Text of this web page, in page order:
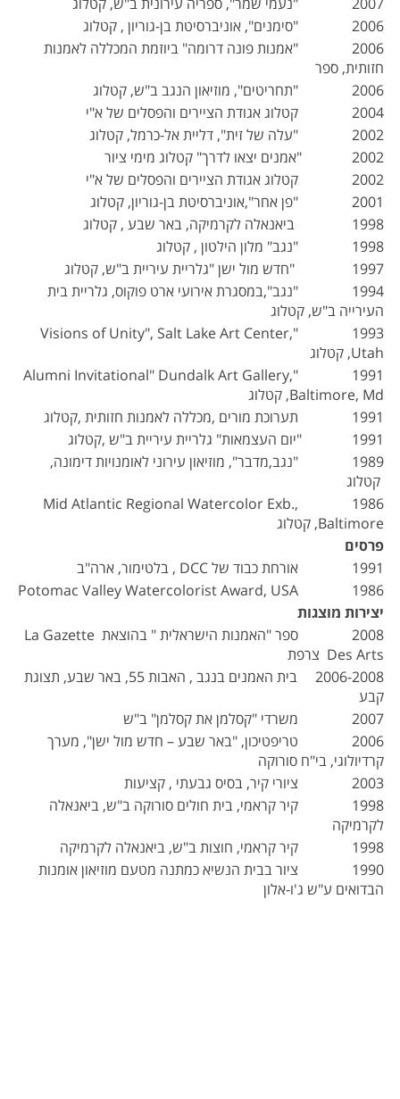
2006 "סימנים", אוניברסיטת בן-גוריון , קטלוג
2006 "אמנות פונה דרומה" ביוזמת המכללה לאמנות
חזותית, ספר
2006 "תחריטים", מוזיאון הנגב ב"ש, קטלוג
2004 קטלוג אגודת הציירים והפסלים של א"י
2002 "עלה של זית", דליית אל-כרמל, קטלוג
2002 "אמנים יצאו לדרך" קטלוג מימי ציור
2002 קטלוג אגודת הציירים והפסלים של א"י
2001 "פן אחר",אוניברסיטת בן-גוריון, קטלוג
1998 ביאנאלה לקרמיקה, באר שבע , קטלוג
1998 "נגב" מלון הילטון , קטלוג
1997 "חדש מול ישן "גלריית עיריית ב"ש, קטלוג
1994 "נגב",במסגרת אירועי ארט פוקוס, גלריית בית
העירייה ב"ש, קטלוג
1993 "Visions of Unity", Salt Lake Art Center,
Utah, קטלוג
1991 "Alumni Invitational" Dundalk Art Gallery,
Baltimore, Md, קטלוג
1991 תערוכת מורים ,מכללה לאמנות חזותית ,קטלוג
1991 "יום העצמאות" גלריית עיריית ב"ש ,קטלוג
1989 "נגב,מדבר", מוזיאון עירוני לאומנויות דימונה,
קטלוג
1986 Mid Atlantic Regional Watercolor Exb.,
Baltimore, קטלוג
פרסים
1991 אורחת כבוד של DCC , בלטימור, ארה"ב
1986 Potomac Valley Watercolorist Award, USA
יצירות מוצגות
2008 ספר "האמנות הישראלית " בהוצאת La Gazette
Des Arts צרפת
2006-2008 בית האמנים בנגב , האבות 55, באר שבע, תצוגת
קבע
2007 משרדי "קסלמן את קסלמן" ב"ש
2006 טריפטיכון, "באר שבע – חדש מול ישן", מערך
קרדיולוגי, בי"ח סורוקה
2003 ציורי קיר, בסיס גבעתי , קציעות
1998 קיר קראמי, בית חולים סורוקה ב"ש, ביאנאלה
לקרמיקה
1998 קיר קראמי, חוצות ב"ש, ביאנאלה לקרמיקה
1990 ציור בבית הנשיא כמתנה מטעם מוזיאון אומנות
הבדואים ע"ש ג'ו-אלון